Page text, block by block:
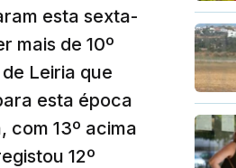
esta sexta-
mais de 10º
Leiria que
esta época
com 13º acima
12º